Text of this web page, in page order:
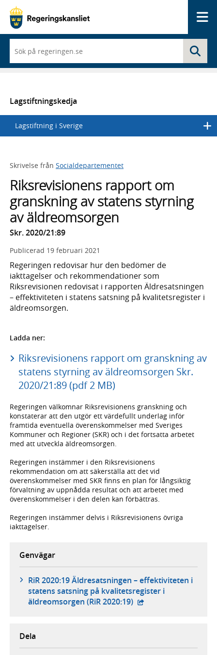
du
börjar
skriva
en
lista
med
sökförslag
Lagstiftningskedja
Lagstiftning i Sverige
Skrivelse från Socialdepartementet
Riksrevisionens rapport om
granskning av statens styrning
av äldreomsorgen
Skr. 2020/21:89
Publicerad 19 februari 2021
Regeringen redovisar hur den bedömer de
iakttagelser och rekommendationer som
Riksrevisionen redovisat i rapporten Äldresatsningen
– effektiviteten i statens satsning på kvalitetsregister i
äldreomsorgen.
Ladda ner:
Riksrevisionens rapport om granskning av
statens styrning av äldreomsorgen Skr.
2020/21:89 (pdf 2 MB)
Regeringen välkomnar Riksrevisionens granskning och
konstaterar att den utgör ett värdefullt underlag inför
framtida eventuella överenskommelser med Sveriges
Kommuner och Regioner (SKR) och i det fortsatta arbetet
med att utveckla äldreomsorgen.
Regeringen instämmer i den Riksrevisionens
rekommendation om att säkerställa att det vid
överenskommelser med SKR finns en plan för långsiktig
förvaltning av uppnådda resultat och att arbetet med
överenskommelser i den delen kan förbättras.
Regeringen instämmer delvis i Riksrevisionens övriga
iakttagelser.
Genvägar
RiR 2020:19 Äldresatsningen – effektiviteten i
statens satsning på kvalitetsregister i
äldreomsorgen (RiR 2020:19) - extern webbplats,
Dela